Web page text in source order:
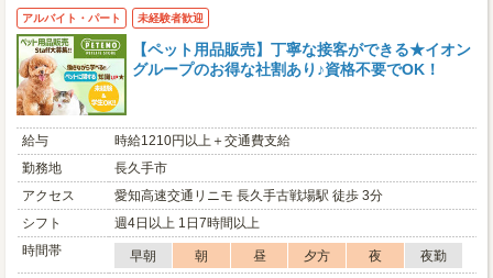
アルバイト・パート 未経験者歓迎
【ペット用品販売】丁寧な接客ができる★イオン
グループのお得な社割あり♪資格不要でOK！
給与
時給1210円以上＋交通費支給
勤務地
長久手市
アクセス
愛知高速交通リニモ 長久手古戦場駅 徒歩 3分
シフト
週4日以上 1日7時間以上
時間帯
早朝 朝 昼 夕方 夜
夜勤